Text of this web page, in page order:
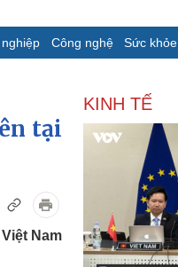
Công nghệ Sức khỏe
Bất động sản
Khởi nghiệp
Doanh nghiệp
Thông tin doanh nghiệp
tại
Nam
KINH TẾ